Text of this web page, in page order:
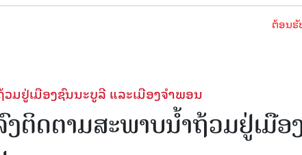
ຕ້ອນຮັບປີທ່ອງ
ມຢູ່ເມືອງຊົນນະບູລີ ແລະເມືອງຈຳພອນ
ຕິດຕາມສະພາບນໍ້າຖ້ວມຢູ່ເມືອ